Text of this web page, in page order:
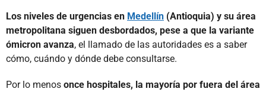
Los niveles de urgencias en Medellín (Antioquia) y su área
metropolitana siguen desbordados, pese a que la variante
ómicron avanza, el llamado de las autoridades es a saber
cómo, cuándo y dónde debe consultarse.
Por lo menos once hospitales, la mayoría por fuera del área